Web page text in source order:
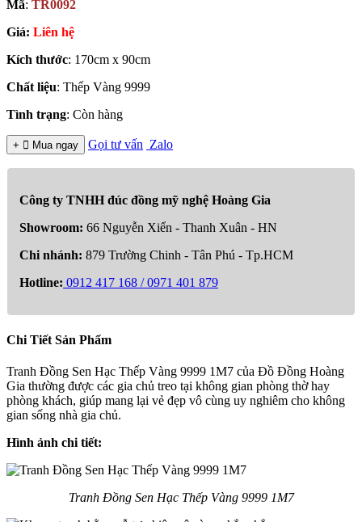
Mã: TR0092
Giá: Liên hệ
Kích thước: 170cm x 90cm
Chất liệu: Thếp Vàng 9999
Tình trạng: Còn hàng
+  Mua ngay Gọi tư vấn Zalo
Công ty TNHH đúc đồng mỹ nghệ Hoàng Gia
Showroom: 66 Nguyễn Xiển - Thanh Xuân - HN
Chi nhánh: 879 Trường Chinh - Tân Phú - Tp.HCM
Hotline: 0912 417 168 / 0971 401 879
Chi Tiết Sản Phẩm
Tranh Đồng Sen Hạc Thếp Vàng 9999 1M7 của Đồ Đồng Hoàng
Gia thường được các gia chủ treo tại không gian phòng thờ hay
phòng khách, giúp mang lại vẻ đẹp vô cùng uy nghiêm cho không
gian sống nhà gia chủ.
Hình ảnh chi tiết:
Tranh Đồng Sen Hạc Thếp Vàng 9999 1M7